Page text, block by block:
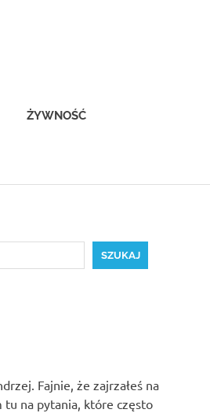
ŻYWNOŚĆ
SZUKAJ
Fajnie, że zajrzałeś na
tu na pytania, które często